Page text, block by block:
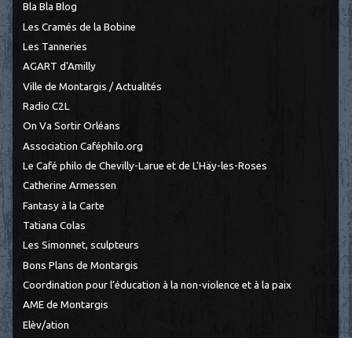
Bla Bla Blog
Les Cramés de la Bobine
Les Tanneries
AGART d'Amilly
Ville de Montargis / Actualités
Radio C2L
On Va Sortir Orléans
Association Caféphilo.org
Le Café philo de Chevilly-Larue et de L'Häy-les-Roses
Catherine Armessen
Fantasy à la Carte
Tatiana Colas
Les Simonnet, sculpteurs
Bons Plans de Montargis
Coordination pour l’éducation à la non-violence et à la paix
AME de Montargis
Elèv/ation